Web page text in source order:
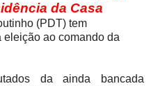
da Casa
(PDT) tem
eleição ao comando da
da ainda bancada